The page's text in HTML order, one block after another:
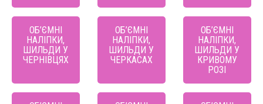
ОБ’ЄМНІ
НАЛІПКИ,
ШИЛЬДИ У
ЧЕРНІВЦЯХ
ОБ’ЄМНІ
НАЛІПКИ,
ШИЛЬДИ У
ЧЕРКАСАХ
ОБ’ЄМНІ
НАЛІПКИ,
ШИЛЬДИ У
КРИВОМУ
РОЗІ